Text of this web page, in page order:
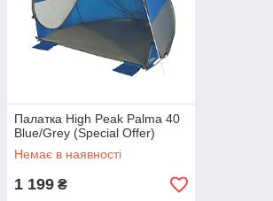
Палатка High Peak Palma 40
Blue/Grey (Special Offer)
Немає в наявності
1 199 ₴